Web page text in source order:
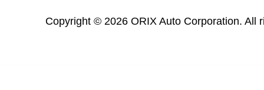
Copyright © 2026 ORIX Auto Corporation. All